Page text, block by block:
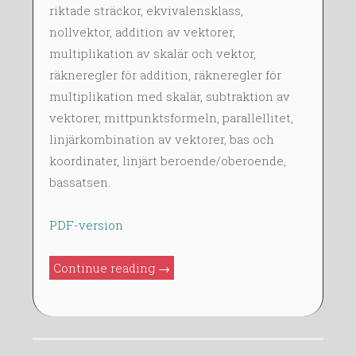
A
riktade sträckor, ekvivalensklass,
nollvektor, addition av vektorer,
multiplikation av skalär och vektor,
räkneregler för addition, räkneregler för
multiplikation med skalär, subtraktion av
vektorer, mittpunktsformeln, parallellitet,
linjärkombination av vektorer, bas och
koordinater, linjärt beroende/oberoende,
bassatsen.
PDF-version
Continue reading ”FMA420
→